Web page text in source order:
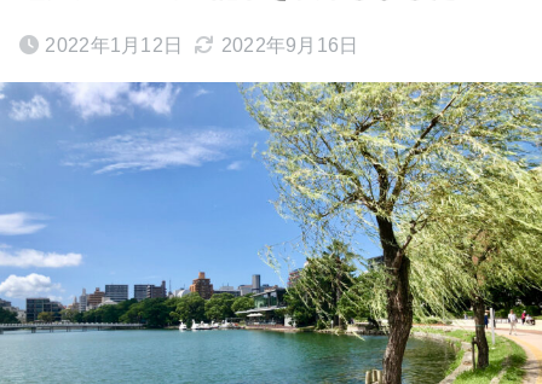
2022年1月12日 2022年9月16日